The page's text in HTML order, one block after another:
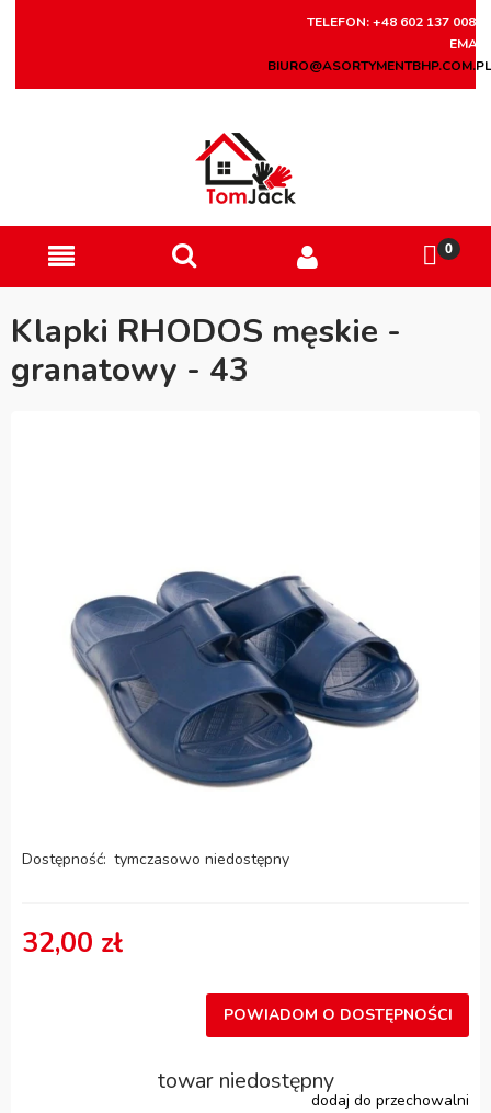
TELEFON: +48 602 137 008
EMAIL:
BIURO@ASORTYMENTBHP.COM.PL
Klapki RHODOS męskie -
granatowy - 43
Dostępność: tymczasowo niedostępny
32,00 zł
POWIADOM O DOSTĘPNOŚCI
towar niedostępny
dodaj do przechowalni